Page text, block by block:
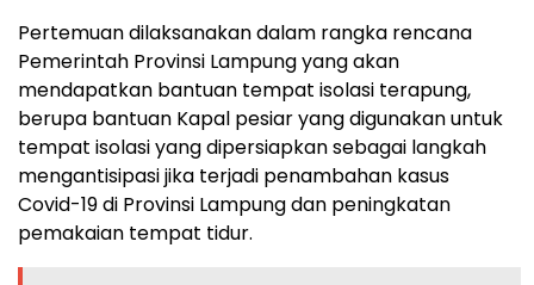
Pertemuan dilaksanakan dalam rangka rencana
Pemerintah Provinsi Lampung yang akan
mendapatkan bantuan tempat isolasi terapung,
berupa bantuan Kapal pesiar yang digunakan untuk
tempat isolasi yang dipersiapkan sebagai langkah
mengantisipasi jika terjadi penambahan kasus
Covid-19 di Provinsi Lampung dan peningkatan
pemakaian tempat tidur.